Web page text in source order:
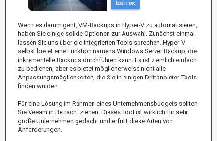
Wenn es darum geht, VM-Backups in Hyper-V zu automatisieren,
haben Sie einige solide Optionen zur Auswahl. Zunächst einmal
lassen Sie uns über die integrierten Tools sprechen. Hyper-V
selbst bietet eine Funktion namens Windows Server Backup, die
inkrementelle Backups durchführen kann. Es ist ziemlich einfach
zu bedienen, aber es bietet möglicherweise nicht alle
Anpassungsmöglichkeiten, die Sie in einigen Drittanbieter-Tools
finden würden.
Für eine Lösung im Rahmen eines Unternehmensbudgets sollten
Sie Veeam in Betracht ziehen. Dieses Tool ist wirklich für sehr
große Unternehmen gedacht und erfüllt diese Arten von
Anforderungen.